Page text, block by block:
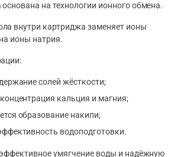
на технологии ионного обмена.
внутри картриджа заменяет ионы
ионы натрия.
солей жёсткости;
кальция и магния;
образование накипи;
водоподготовки.
умягчение воды и надёжную